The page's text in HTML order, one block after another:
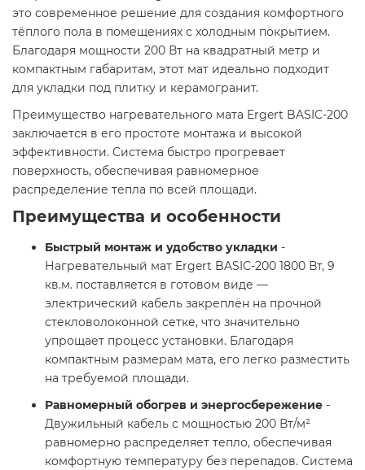
это современное решение для создания комфортного
тёплого пола в помещениях с холодным покрытием.
Благодаря мощности 200 Вт на квадратный метр и
компактным габаритам, этот мат идеально подходит
для укладки под плитку и керамогранит.
Преимущество нагревательного мата Ergert BASIC-200
заключается в его простоте монтажа и высокой
эффективности. Система быстро прогревает
поверхность, обеспечивая равномерное
распределение тепла по всей площади.
Преимущества и особенности
Быстрый монтаж и удобство укладки -
Нагревательный мат Ergert BASIC-200 1800 Вт, 9
кв.м. поставляется в готовом виде —
электрический кабель закреплён на прочной
стекловолоконной сетке, что значительно
упрощает процесс установки. Благодаря
компактным размерам мата, его легко разместить
на требуемой площади.
Равномерный обогрев и энергосбережение -
Двужильный кабель с мощностью 200 Вт/м²
равномерно распределяет тепло, обеспечивая
комфортную температуру без перепадов. Система